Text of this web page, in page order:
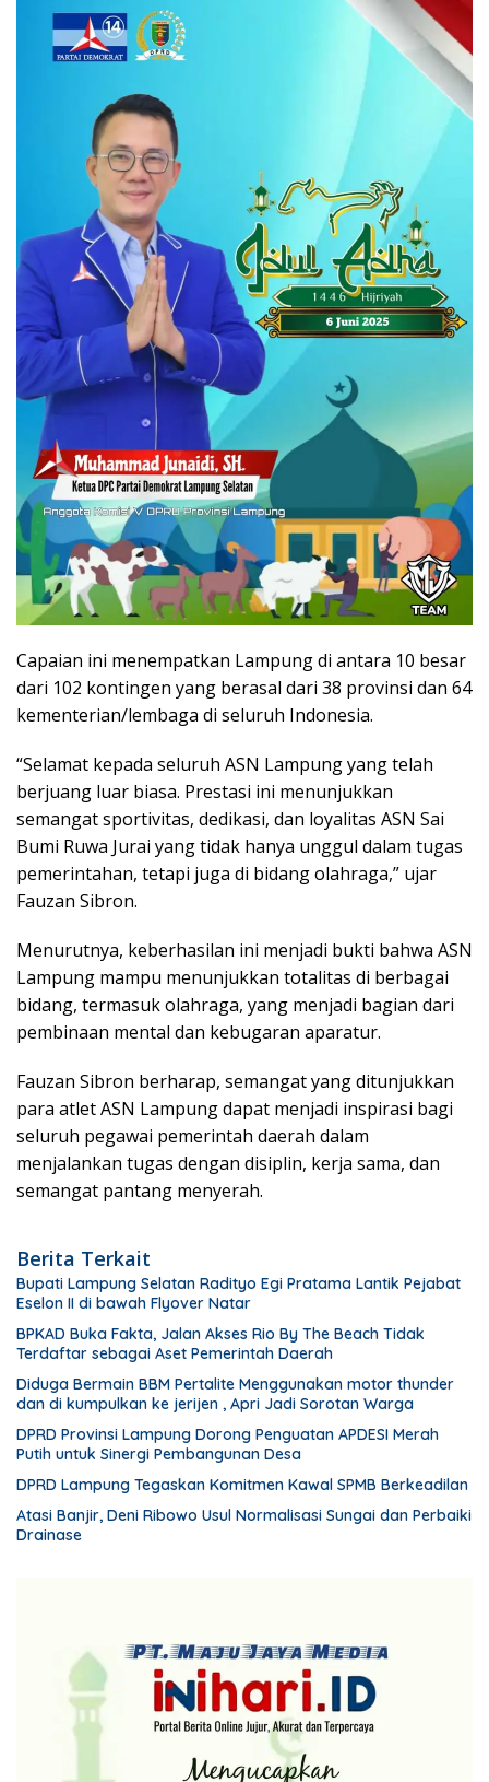
Capaian ini menempatkan Lampung di antara 10 besar
dari 102 kontingen yang berasal dari 38 provinsi dan 64
kementerian/lembaga di seluruh Indonesia.
“Selamat kepada seluruh ASN Lampung yang telah
berjuang luar biasa. Prestasi ini menunjukkan
semangat sportivitas, dedikasi, dan loyalitas ASN Sai
Bumi Ruwa Jurai yang tidak hanya unggul dalam tugas
pemerintahan, tetapi juga di bidang olahraga,” ujar
Fauzan Sibron.
Menurutnya, keberhasilan ini menjadi bukti bahwa ASN
Lampung mampu menunjukkan totalitas di berbagai
bidang, termasuk olahraga, yang menjadi bagian dari
pembinaan mental dan kebugaran aparatur.
Fauzan Sibron berharap, semangat yang ditunjukkan
para atlet ASN Lampung dapat menjadi inspirasi bagi
seluruh pegawai pemerintah daerah dalam
menjalankan tugas dengan disiplin, kerja sama, dan
semangat pantang menyerah.
Berita Terkait
Bupati Lampung Selatan Radityo Egi Pratama Lantik Pejabat
Eselon II di bawah Flyover Natar
BPKAD Buka Fakta, Jalan Akses Rio By The Beach Tidak
Terdaftar sebagai Aset Pemerintah Daerah
Diduga Bermain BBM Pertalite Menggunakan motor thunder
dan di kumpulkan ke jerijen , Apri Jadi Sorotan Warga
DPRD Provinsi Lampung Dorong Penguatan APDESI Merah
Putih untuk Sinergi Pembangunan Desa
DPRD Lampung Tegaskan Komitmen Kawal SPMB Berkeadilan
Atasi Banjir, Deni Ribowo Usul Normalisasi Sungai dan Perbaiki
Drainase